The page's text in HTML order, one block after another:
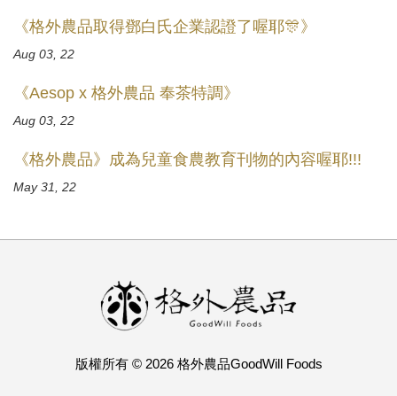
《格外農品取得鄧白氏企業認證了喔耶🎊》
Aug 03, 22
《Aesop x 格外農品 奉茶特調》
Aug 03, 22
《格外農品》成為兒童食農教育刊物的內容喔耶!!!
May 31, 22
版權所有 © 2026 格外農品GoodWill Foods